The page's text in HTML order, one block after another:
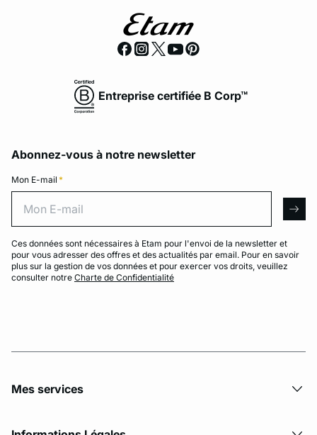
Entreprise certifiée B Corp™
Abonnez-vous à notre newsletter
Mon E-mail *
Ces données sont nécessaires à Etam pour l'envoi de la newsletter et
pour vous adresser des offres et des actualités par email. Pour en savoir
plus sur la gestion de vos données et pour exercer vos droits, veuillez
consulter notre Charte de Confidentialité
Mes services